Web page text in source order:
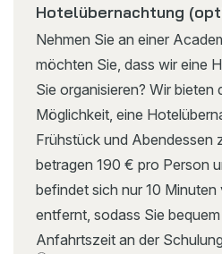
Hotelübernachtung
Nehmen Sie an einer
möchten Sie, dass wir eine
Sie organisieren? Wir bieten den Teilnehmern die
Möglichkeit, eine
Frühstück und Abendessen
betragen 190 € pro Person
befindet sich nur 10 Minuten
entfernt, sodass Sie
Anfahrtszeit an der